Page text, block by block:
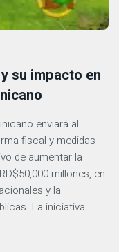
su impacto en
enviará al
fiscal y medidas
de aumentar la
millones, en
y la
La iniciativa